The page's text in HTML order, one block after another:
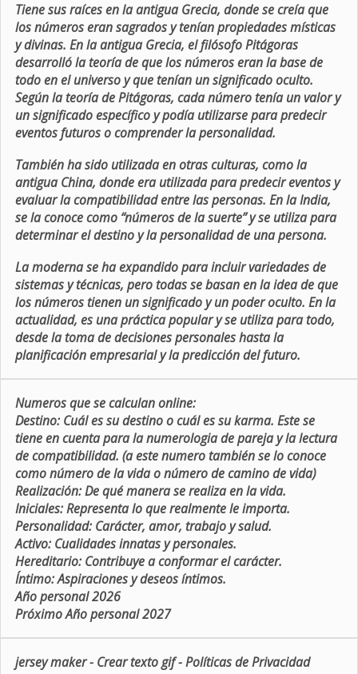
Tiene sus raíces en la antigua Grecia, donde se creía que
los números eran sagrados y tenían propiedades místicas
y divinas. En la antigua Grecia, el filósofo Pitágoras
desarrolló la teoría de que los números eran la base de
todo en el universo y que tenían un significado oculto.
Según la teoría de Pitágoras, cada número tenía un valor y
un significado específico y podía utilizarse para predecir
eventos futuros o comprender la personalidad.
También ha sido utilizada en otras culturas, como la
antigua China, donde era utilizada para predecir eventos y
evaluar la compatibilidad entre las personas. En la India,
se la conoce como “números de la suerte” y se utiliza para
determinar el destino y la personalidad de una persona.
La moderna se ha expandido para incluir variedades de
sistemas y técnicas, pero todas se basan en la idea de que
los números tienen un significado y un poder oculto. En la
actualidad, es una práctica popular y se utiliza para todo,
desde la toma de decisiones personales hasta la
planificación empresarial y la predicción del futuro.
Numeros que se calculan online:
Destino: Cuál es su destino o cuál es su karma. Este se
tiene en cuenta para la numerologia de pareja y la lectura
de compatibilidad. (a este numero también se lo conoce
como número de la vida o número de camino de vida)
Realización:De qué manera se realiza en la vida.
Iniciales:Representa lo que realmente le importa.
Personalidad:Carácter, amor, trabajo y salud.
Activo:Cualidades innatas y personales.
Hereditario:Contribuye a conformar el carácter.
Íntimo:Aspiraciones y deseos íntimos.
Año personal 2026
Próximo Año personal 2027
jersey maker- Crear texto gif-Políticas de Privacidad